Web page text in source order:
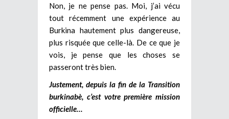
Non, je ne pense pas. Moi, j’ai vécu
tout récemment une expérience au
Burkina hautement plus dangereuse,
plus risquée que celle-là. De ce que je
vois, je pense que les choses se
passeront très bien.
Justement, depuis la fin de la Transition
burkinabè, c’est votre première mission
officielle…